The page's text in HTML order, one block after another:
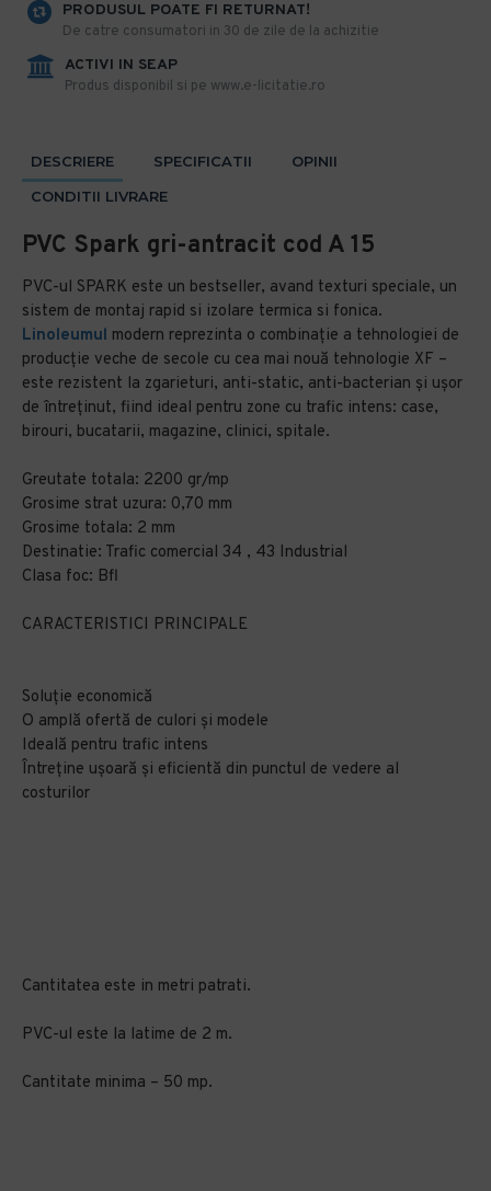
PRODUSUL POATE FI RETURNAT!
De catre consumatori in 30 de zile de la achizitie
ACTIVI IN SEAP
Produs disponibil si pe www.e-licitatie.ro
DESCRIERE SPECIFICATII
OPINII
CONDITII LIVRARE
PVC Spark gri-antracit cod A 15
PVC-ul SPARK este un bestseller, avand texturi speciale, un
sistem de montaj rapid si izolare termica si fonica.
Linoleumul modern reprezinta o combinaţie a tehnologiei de
producţie veche de secole cu cea mai nouă tehnologie XF –
este rezistent la zgarieturi, anti-static, anti-bacterian şi uşor
de întreţinut, fiind ideal pentru zone cu trafic intens: case,
birouri, bucatarii, magazine, clinici, spitale.
Greutate totala: 2200 gr/mp
Grosime strat uzura: 0,70 mm
Grosime totala: 2 mm
Destinatie: Trafic comercial 34 , 43 Industrial
Clasa foc: Bfl
CARACTERISTICI PRINCIPALE
Soluție economică
O amplă ofertă de culori și modele
Ideală pentru trafic intens
Întreține ușoară și eficientă din punctul de vedere al
costurilor
Cantitatea este in metri patrati.
PVC-ul este la latime de 2 m.
Cantitate minima – 50 mp.